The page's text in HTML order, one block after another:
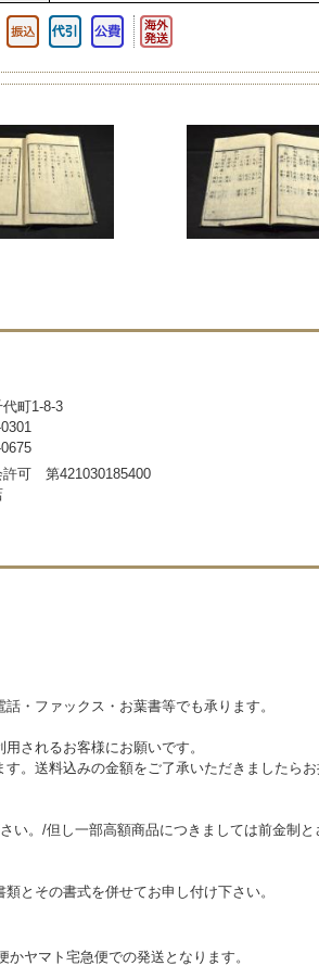
代町1-8-3
許可 第421030185400
・ファックス・お葉書等でも承ります。
されるお客様にお願いです。
。送料込みの金額をご了承いただきましたら
。/但し一部高額商品につきましては前金制
とその書式を併せてお申し付け下さい。
ヤマト宅急便での発送となります。